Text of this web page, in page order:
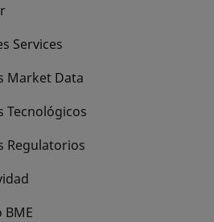
Services
Market Data
Tecnológicos
Regulatorios
una pestaña nueva